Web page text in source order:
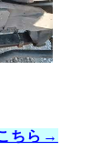
ちら→